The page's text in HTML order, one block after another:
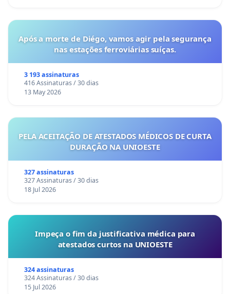
Após a morte de Diégo, vamos agir pela segurança
nas estações ferroviárias suíças.
3 193 assinaturas
416 Assinaturas / 30 dias
13 May 2026
PELA ACEITAÇÃO DE ATESTADOS MÉDICOS DE CURTA
DURAÇÃO NA UNIOESTE
327 assinaturas
327 Assinaturas / 30 dias
18 Jul 2026
Impeça o fim da justificativa médica para
atestados curtos na UNIOESTE
324 assinaturas
324 Assinaturas / 30 dias
15 Jul 2026